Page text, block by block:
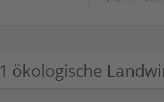
1 ökologische